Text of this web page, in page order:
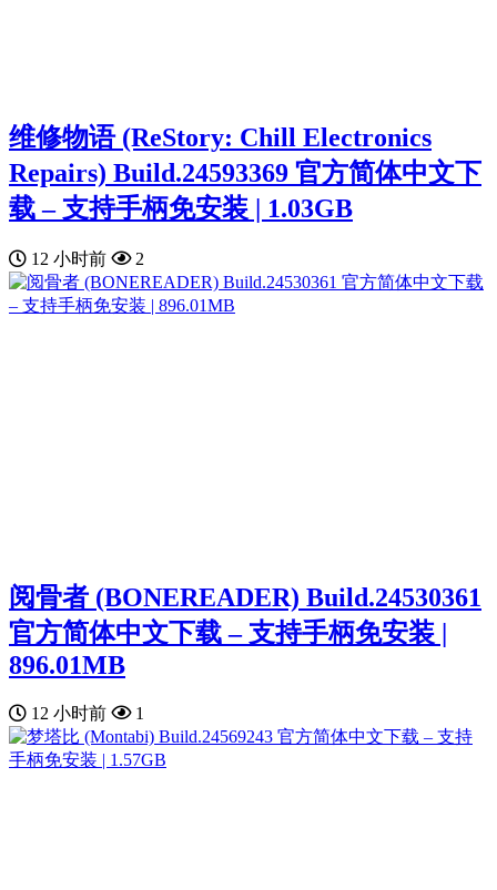
维修物语 (ReStory: Chill Electronics
Repairs) Build.24593369 官方简体中文下
载 – 支持手柄免安装 | 1.03GB
12 小时前 2
阅骨者 (BONEREADER) Build.24530361
官方简体中文下载 – 支持手柄免安装 |
896.01MB
12 小时前 1